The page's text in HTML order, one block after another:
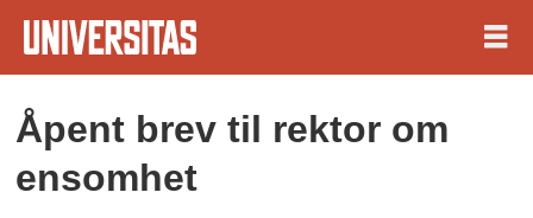
Tag:
ragnhild
Åpent brev til rektor om
ensomhet